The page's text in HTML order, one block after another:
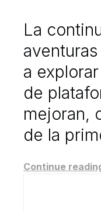
La
a
de
mejoran,
de la
Continue